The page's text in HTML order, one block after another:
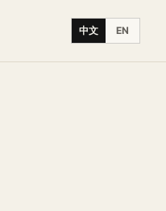
中文 EN